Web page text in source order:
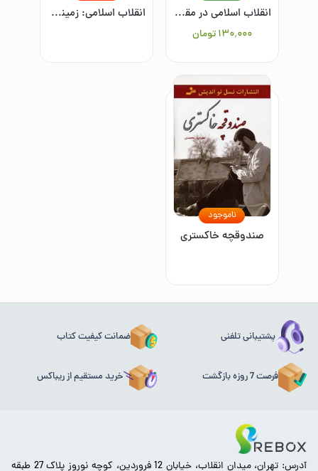
انقلاب اسلامی در مقایسه با انقلاب‌های فرانسه و روسیه
۱۳۰٬۰۰۰ تومان
انقلاب اسلامی: زمینه‌ها و پیامدها
صندوقچه خاکستری
ناموجود
پشتیبانی تلفنی ضمانت کیفیت کتاب
فرصت 7 روزه بازگشت خرید مستقیم از ریباکس
آدرس: تهران، میدان انقلاب، خیابان 12 فروردین، کوچه نوروز پلاک 27 طبقه